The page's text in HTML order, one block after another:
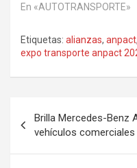
En «AUTOTRANSPORTE»
Etiquetas: alianzas, anpact,
expo transporte anpact
de
entradas
Brilla Mercedes-Benz
vehículos